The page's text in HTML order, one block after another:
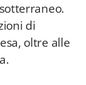
di
oltre alle